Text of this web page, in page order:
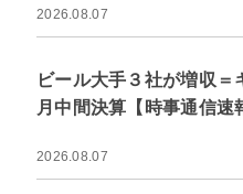
2026.08.07
ビール大手３社が増収
月中間決算【時事通信速
2026.08.07